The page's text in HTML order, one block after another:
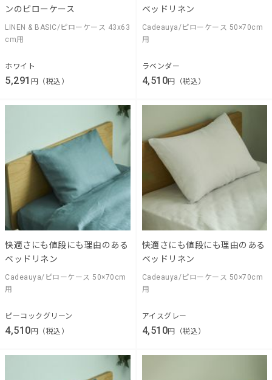
ンのピローケース
LINEN & BASIC/ピローケース 43x63
cm用
ホワイト
5,291 円（税込）
ベッドリネン
Cadeauya/ピローケース 50×70cm
用
ラベンダー
4,510円（税込）
快適さにも値段にも理由のある
ベッドリネン
Cadeauya/ピローケース 50×70cm
用
ピーコックグリーン
4,510 円（税込）
快適さにも値段にも理由のある
ベッドリネン
Cadeauya/ピローケース 50×70cm
用
アイスグレー
4,510円（税込）